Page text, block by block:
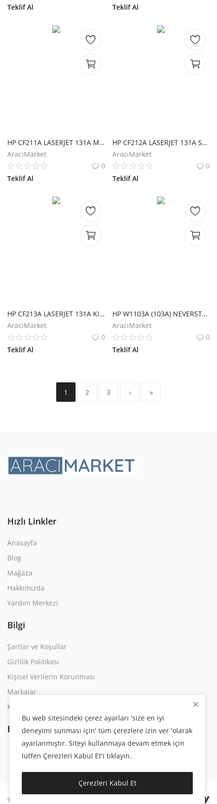
Teklif Al
Teklif Al
HP CF211A LASERJET 131A MAVI TONER
AracıMarket
0
Teklif Al
HP CF212A LASERJET 131A SARI TONER
AracıMarket
0
Teklif Al
HP CF213A LASERJET 131A KIRMIZI TONER
AracıMarket
0
Teklif Al
HP W1103A (103A) NEVERSTOP SIYAH TONER 2.500 SAYFA
AracıMarket
0
Teklif Al
1 2 3 › »
Hızlı Linkler
Anasayfa
Blog
Mağaza
Hakkımızda
Yardım Merkezi
Bilgi
Şartlar ve Koşullar
Gizlilik Politikası
Kişisel Verilerin Korunması
Markalar
Kullanım Sözleşmesi
Bizi Takip Edin
© 2023 | Eygsoft
Bu web sitesindeki çerez ayarları 'size en iyi
deneyimi sunması için' tüm çerezlere izin ver 'olarak
ayarlanmıştır. Siteyi kullanmaya devam etmek için
lütfen Çerezleri Kabul Et'i tıklayın.
Çerezleri Kabul Et